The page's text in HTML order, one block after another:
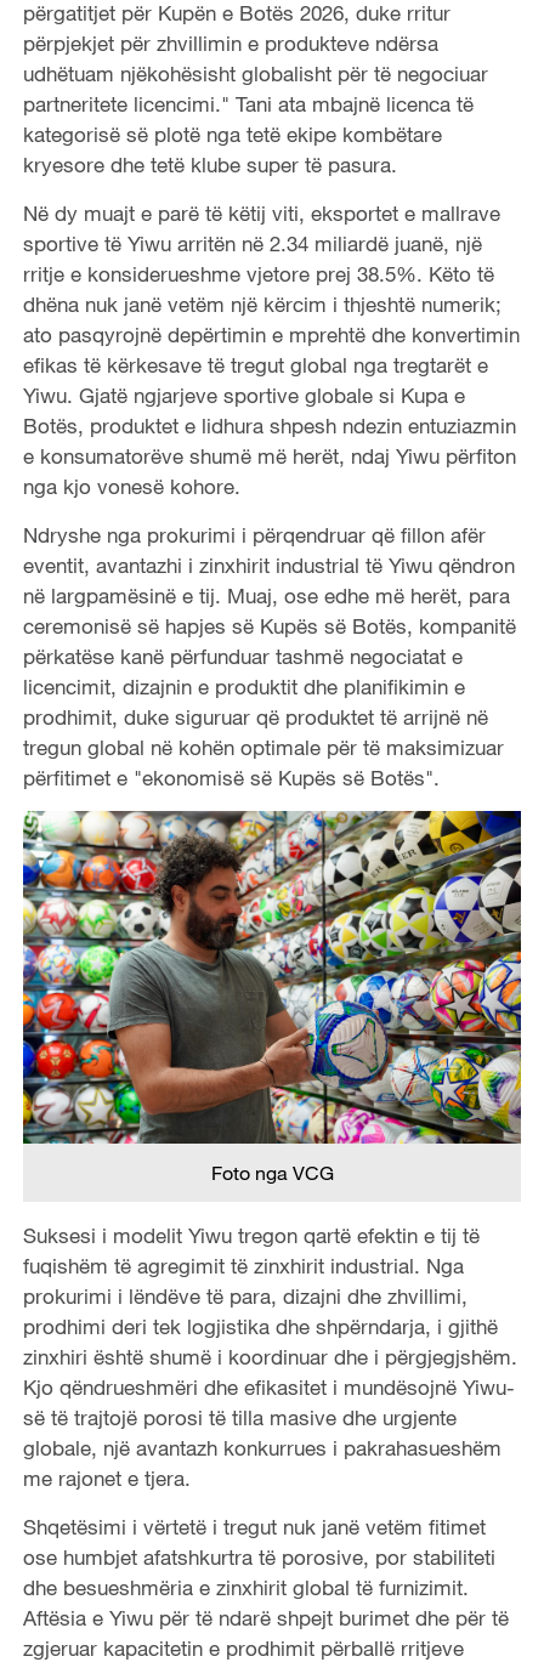
përgatitjet për Kupën e Botës 2026, duke rritur
përpjekjet për zhvillimin e produkteve ndërsa
udhëtuam njëkohësisht globalisht për të negociuar
partneritete licencimi." Tani ata mbajnë licenca të
kategorisë së plotë nga tetë ekipe kombëtare
kryesore dhe tetë klube super të pasura.
Në dy muajt e parë të këtij viti, eksportet e mallrave
sportive të Yiwu arritën në 2.34 miliardë juanë, një
rritje e konsiderueshme vjetore prej 38.5%. Këto të
dhëna nuk janë vetëm një kërcim i thjeshtë numerik;
ato pasqyrojnë depërtimin e mprehtë dhe konvertimin
efikas të kërkesave të tregut global nga tregtarët e
Yiwu. Gjatë ngjarjeve sportive globale si Kupa e
Botës, produktet e lidhura shpesh ndezin entuziazmin
e konsumatorëve shumë më herët, ndaj Yiwu përfiton
nga kjo vonesë kohore.
Ndryshe nga prokurimi i përqendruar që fillon afër
eventit, avantazhi i zinxhirit industrial të Yiwu qëndron
në largpamësinë e tij. Muaj, ose edhe më herët, para
ceremonisë së hapjes së Kupës së Botës, kompanitë
përkatëse kanë përfunduar tashmë negociatat e
licencimit, dizajnin e produktit dhe planifikimin e
prodhimit, duke siguruar që produktet të arrijnë në
tregun global në kohën optimale për të maksimizuar
përfitimet e "ekonomisë së Kupës së Botës".
Foto nga VCG
Suksesi i modelit Yiwu tregon qartë efektin e tij të
fuqishëm të agregimit të zinxhirit industrial. Nga
prokurimi i lëndëve të para, dizajni dhe zhvillimi,
prodhimi deri tek logjistika dhe shpërndarja, i gjithë
zinxhiri është shumë i koordinuar dhe i përgjegjshëm.
Kjo qëndrueshmëri dhe efikasitet i mundësojnë Yiwu-
së të trajtojë porosi të tilla masive dhe urgjente
globale, një avantazh konkurrues i pakrahasueshëm
me rajonet e tjera.
Shqetësimi i vërtetë i tregut nuk janë vetëm fitimet
ose humbjet afatshkurtra të porosive, por stabiliteti
dhe besueshmëria e zinxhirit global të furnizimit.
Aftësia e Yiwu për të ndarë shpejt burimet dhe për të
zgjeruar kapacitetin e prodhimit përballë rritjeve